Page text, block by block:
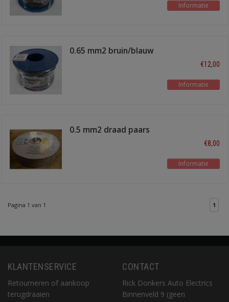
Informatie
0.65 mm2 bruin/blauw
€12,00
Informatie
0.5 mm2 draad paars
€8,00
Informatie
Pagina 1 van 1 1
KLANTENSERVICE
Retourneren of aankoop
terugdraaien
CONTACT
Rick Donkers Auto Electrics
Binnenveld 9 (geen